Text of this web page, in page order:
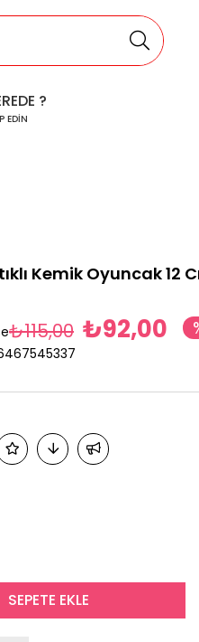
?
EDİN
Kemik Oyuncak 12
₺115,00 ₺92,00